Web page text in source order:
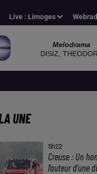
Live : Limoges
Melodrama
DISIZ,
UNE
5h22
Creuse : Un
l’auteur d’une